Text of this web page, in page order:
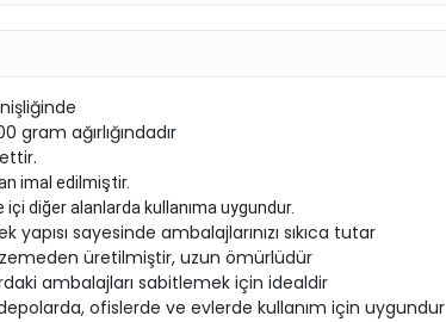
gram ağırlığındadır
imal edilmiştir.
diğer alanlarda kullanıma uygundur.
yapısı sayesinde ambalajlarınızı sıkıca tutar
üretilmiştir, uzun ömürlüdür
ambalajları sabitlemek için idealdir
ofislerde ve evlerde kullanım için uygundur